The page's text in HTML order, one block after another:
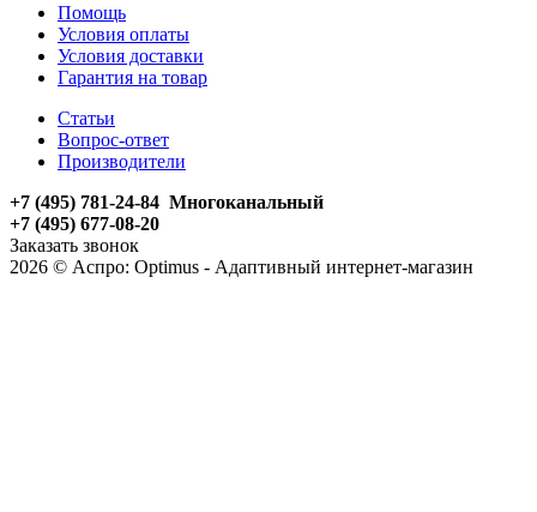
Помощь
Условия оплаты
Условия доставки
Гарантия на товар
Статьи
Вопрос-ответ
Производители
+7 (495) 781-24-84 Многоканальный
+7 (495) 677-08-20
Заказать звонок
2026 © Аспро: Optimus - Адаптивный интернет-магазин